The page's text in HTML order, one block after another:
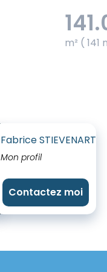
m² ( 141
Fabrice STIEVENART
Mon profil
Contactez moi